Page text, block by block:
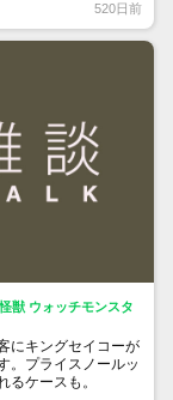
の状態を希望しま
520日前
獣 ウォッチモンスタ
にキングセイコーが
。プライスノールッ
るケースも。